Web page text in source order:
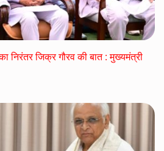
निरंतर जिक्र गौरव की बात : मुख्यमंत्री